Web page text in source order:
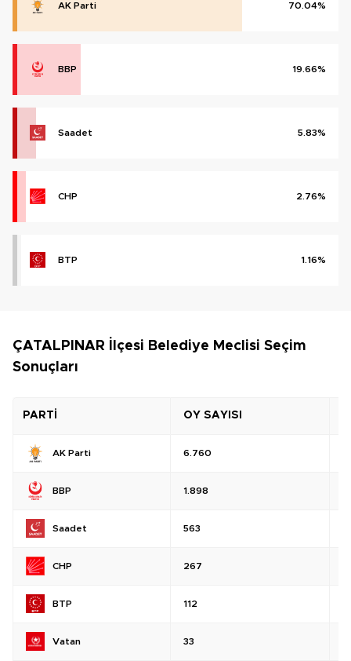
AK Parti 70.04%
BBP 19.66%
Saadet 5.83%
CHP 2.76%
BTP 1.16%
ÇATALPINAR İlçesi Belediye Meclisi Seçim
Sonuçları
PARTİ OY SAYISI
AK Parti 6.760
BBP 1.898
Saadet 563
CHP 267
BTP 112
Vatan 33